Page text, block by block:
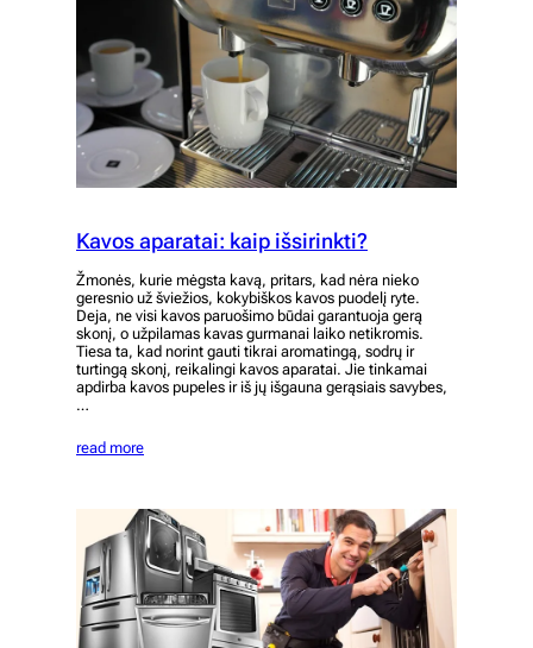
Kavos aparatai: kaip išsirinkti?
Žmonės, kurie mėgsta kavą, pritars, kad nėra nieko
geresnio už šviežios, kokybiškos kavos puodelį ryte.
Deja, ne visi kavos paruošimo būdai garantuoja gerą
skonį, o užpilamas kavas gurmanai laiko netikromis.
Tiesa ta, kad norint gauti tikrai aromatingą, sodrų ir
turtingą skonį, reikalingi kavos aparatai. Jie tinkamai
apdirba kavos pupeles ir iš jų išgauna gerąsiais savybes,
…
read more